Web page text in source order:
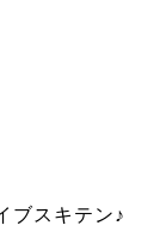
スキテン♪